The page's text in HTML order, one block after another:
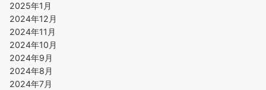
2025年1月
2024年12月
2024年11月
2024年10月
2024年9月
2024年8月
2024年7月